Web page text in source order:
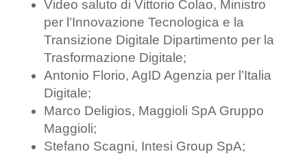
Video saluto di Vittorio Colao, Ministro
per l’Innovazione Tecnologica e la
Transizione Digitale Dipartimento per la
Trasformazione Digitale;
Antonio Florio, AgID Agenzia per l’Italia
Digitale;
Marco Deligios, Maggioli SpA Gruppo
Maggioli;
Stefano Scagni, Intesi Group SpA;